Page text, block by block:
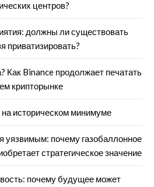
центров?
должны ли существовать
приватизировать?
Как Binance продолжает печатать
крипторынке
историческом минимуме
уязвимым: почему газобаллонное
стратегическое значение
почему будущее может